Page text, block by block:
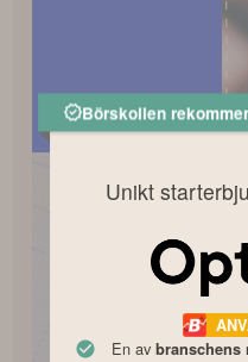
Börskollen
Unikt
En av branschens